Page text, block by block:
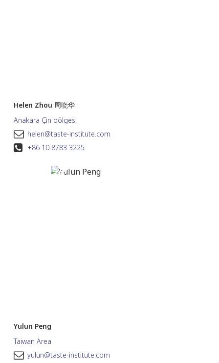
Helen Zhou 周晓华
Anakara Çin bölgesi
helen@taste-institute.com
+86 10 8783 3225
Yulun Peng
Taiwan Area
yulun@taste-institute.com